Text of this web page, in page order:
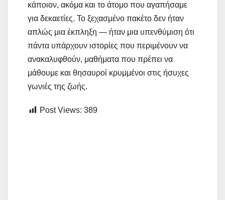
κάποιον, ακόμα και το άτομο που αγαπήσαμε
για δεκαετίες. Το ξεχασμένο πακέτο δεν ήταν
απλώς μια έκπληξη — ήταν μια υπενθύμιση ότι
πάντα υπάρχουν ιστορίες που περιμένουν να
ανακαλυφθούν, μαθήματα που πρέπει να
μάθουμε και θησαυροί κρυμμένοι στις ήσυχες
γωνιές της ζωής.
Post Views: 389